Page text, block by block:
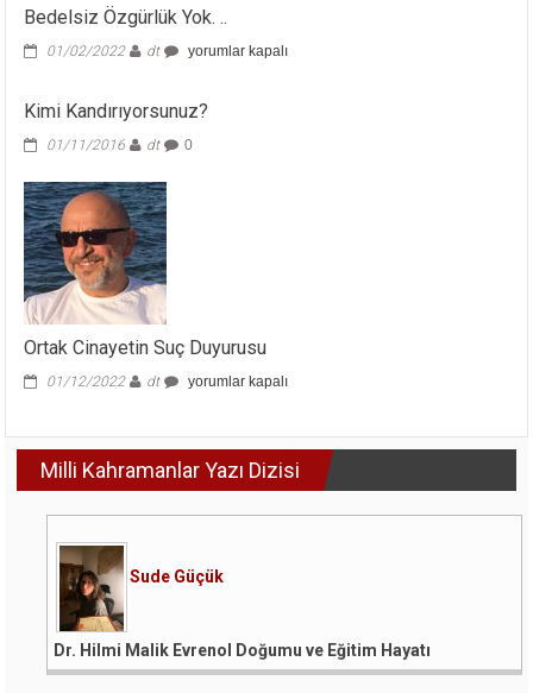
Bedelsiz Özgürlük Yok. ..
01/02/2022 dt
Bedelsiz
..
için
yorumlar kapalı
Kimi Kandırıyorsunuz?
01/11/2016 dt 0
Ortak Cinayetin Suç Duyurusu
01/12/2022 dt
Ortak
için
yorumlar kapalı
Milli Kahramanlar Yazı Dizisi
Sude Güçük
Dr. Hilmi Malik Evrenol Doğumu ve Eğitim Hayatı